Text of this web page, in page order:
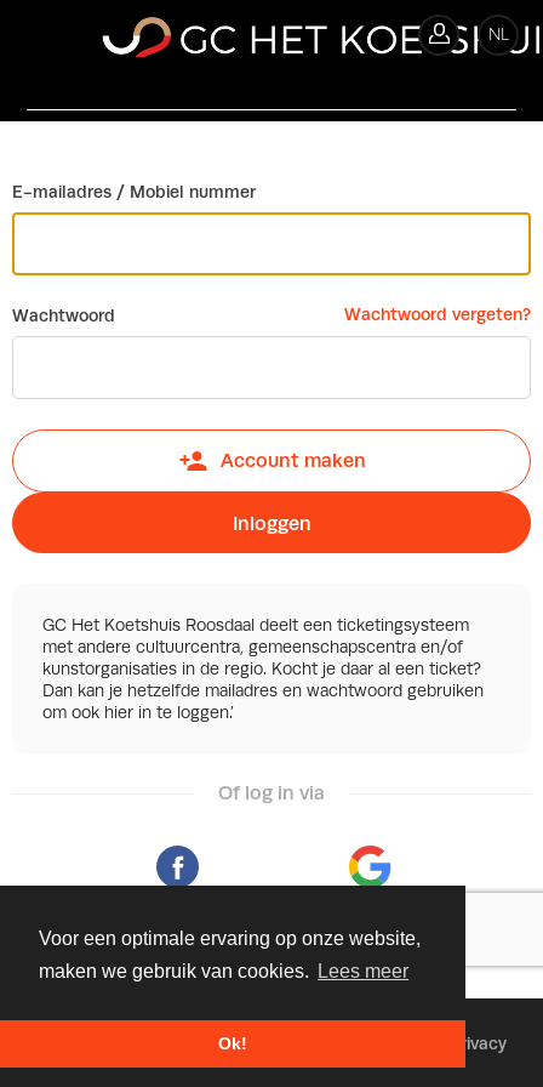
Voor een optimale ervaring op onze website,
maken we gebruik van cookies.
Lees meer
Ok!
NL
E-mailadres / Mobiel nummer
Wachtwoord Wachtwoord vergeten?
Account maken
Inloggen
GC Het Koetshuis Roosdaal deelt een ticketingsysteem
met andere cultuurcentra, gemeenschapscentra en/of
kunstorganisaties in de regio. Kocht je daar al een ticket?
Dan kan je hetzelfde mailadres en wachtwoord gebruiken
om ook hier in te loggen.’
Of log in via
Tixly Privacy